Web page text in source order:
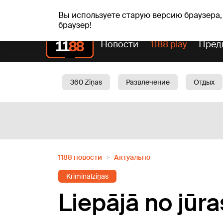
Вы используете старую версию
браузер!
пт, 07.08.2026. +16°C Mudīte, Vladislava,
Новости 1188 play
360 Ziņas Развлечение
Отдых
1188 новости Актуально
Kriminālziņas
Liepājā no